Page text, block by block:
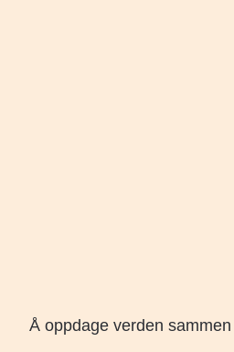
Å oppdage verden sammen